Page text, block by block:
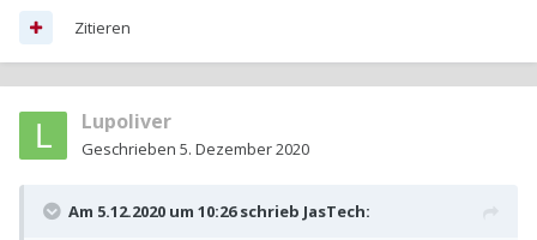
Zitieren
Lupoliver
Geschrieben 5. Dezember 2020
Am 5.12.2020 um 10:26 schrieb JasTech: